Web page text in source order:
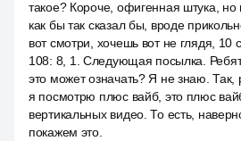
такое? Короче, офигенная штука, но
как бы так сказал бы, вроде
вот смотри, хочешь вот не глядя, 10
108: 8, 1. Следующая посылка.
это может означать? Я не знаю. Так,
я посмотрю плюс вайб, это плюс
вертикальных видео. То есть,
покажем это.